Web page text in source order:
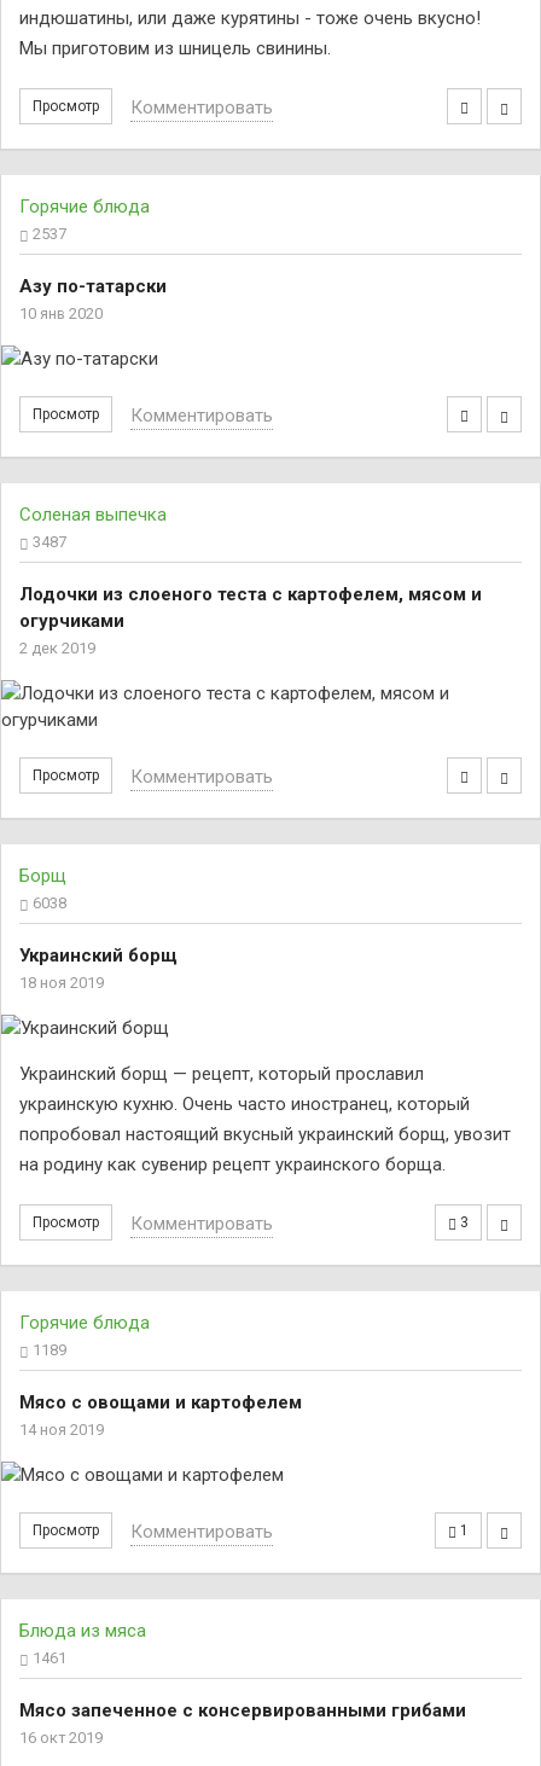
индюшатины, или даже курятины - тоже очень вкусно!
Мы приготовим из шницель свинины.
Просмотр Комментировать
Горячие блюда
2537
Азу по-татарски
10 янв 2020
Просмотр Комментировать
Соленая выпечка
3487
Лодочки из слоеного теста с картофелем, мясом и
огурчиками
2 дек 2019
Просмотр Комментировать
Борщ
6038
Украинский борщ
18 ноя 2019
Украинский борщ — рецепт, который прославил
украинскую кухню. Очень часто иностранец, который
попробовал настоящий вкусный украинский борщ, увозит
на родину как сувенир рецепт украинского борща.
Просмотр 3
Комментировать
Горячие блюда
1189
Мясо с овощами и картофелем
14 ноя 2019
Просмотр 1
Комментировать
Блюда из мяса
1461
Мясо запеченное с консервированными грибами
16 окт 2019